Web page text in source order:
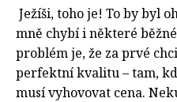
Ježíši, toho je! To by byl
mně chybí i některé běžné
problém je, že za prvé
perfektní kvalitu – tam,
musí vyhovovat cena.